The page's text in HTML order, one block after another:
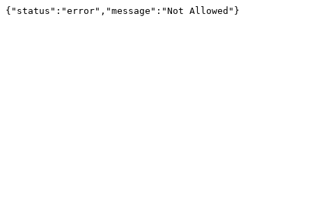
{"status":"error","message":"Not Allowed"}